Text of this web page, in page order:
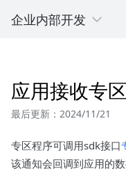
企业内部开发
应用接收专
最后更新：2024/11/21
专区程序可调用sdk接口
该通知会回调到应用的